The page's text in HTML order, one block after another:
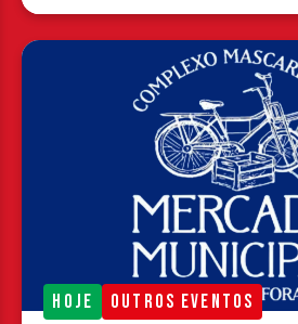
HOJE OUTROS EVENTOS